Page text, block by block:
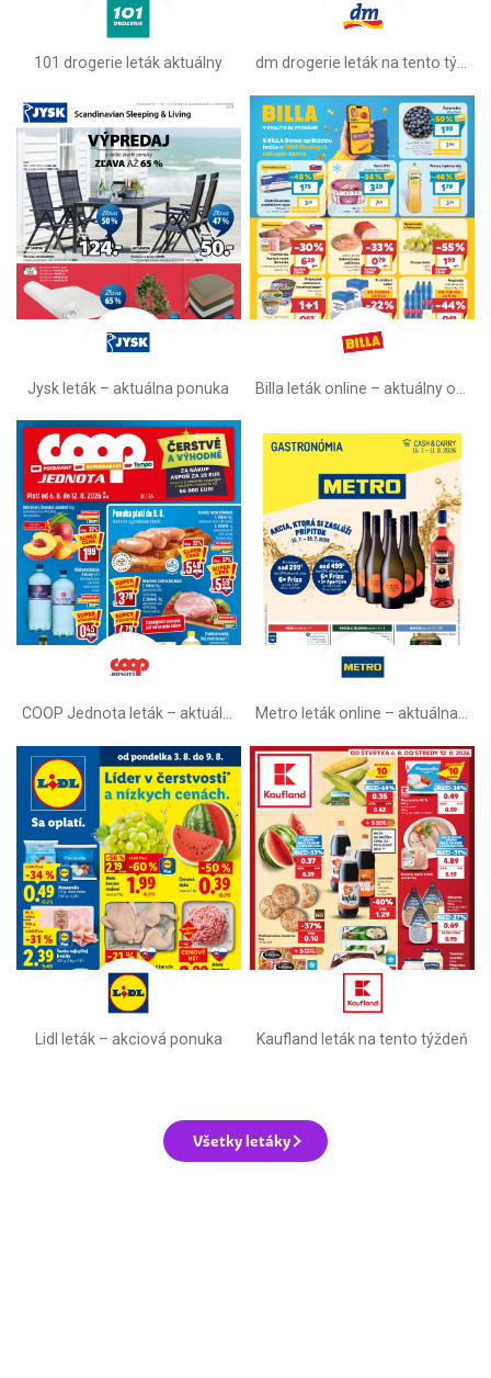
101 drogerie leták aktuálny dm drogerie leták na tento týždeň
Jysk leták – aktuálna ponuka
COOP Jednota leták –⁠ aktuálny Metro leták online –⁠ aktuálna ponuka
Lidl leták –⁠ akciová ponuka Kaufland leták na tento týždeň
Všetky letáky